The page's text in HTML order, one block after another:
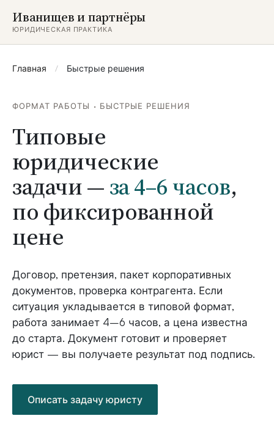
Иванищев и партнёры
ЮРИДИЧЕСКАЯ ПРАКТИКА
Главная / Быстрые решения
ФОРМАТ РАБОТЫ · БЫСТРЫЕ РЕШЕНИЯ
Типовые
юридические
задачи —за 4–6 часов,
по фиксированной
цене
Договор, претензия, пакет корпоративных
документов, проверка контрагента. Если
ситуация укладывается в типовой формат,
работа занимает 4–6 часов, а цена известна
до старта. Документ готовит и проверяет
юрист — вы получаете результат под подпись.
Описать задачу юристу